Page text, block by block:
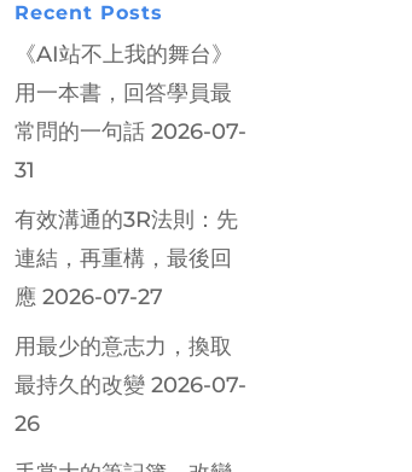
Recent Posts
《AI站不上我的舞台》
用一本書，回答學員最
常問的一句話 2026-07-
31
有效溝通的3R法則：先
連結，再重構，最後回
應 2026-07-27
用最少的意志力，換取
最持久的改變 2026-07-
26